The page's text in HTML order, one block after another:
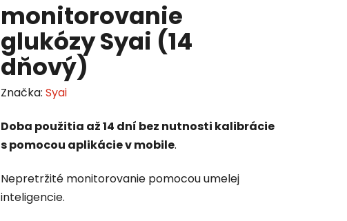
monitorovanie
glukózy Syai (14
dňový)
Značka: Syai
Doba použitia až 14 dní bez nutnosti kalibrácie
s pomocou aplikácie v mobile.
Nepretržité monitorovanie pomocou umelej
inteligencie.